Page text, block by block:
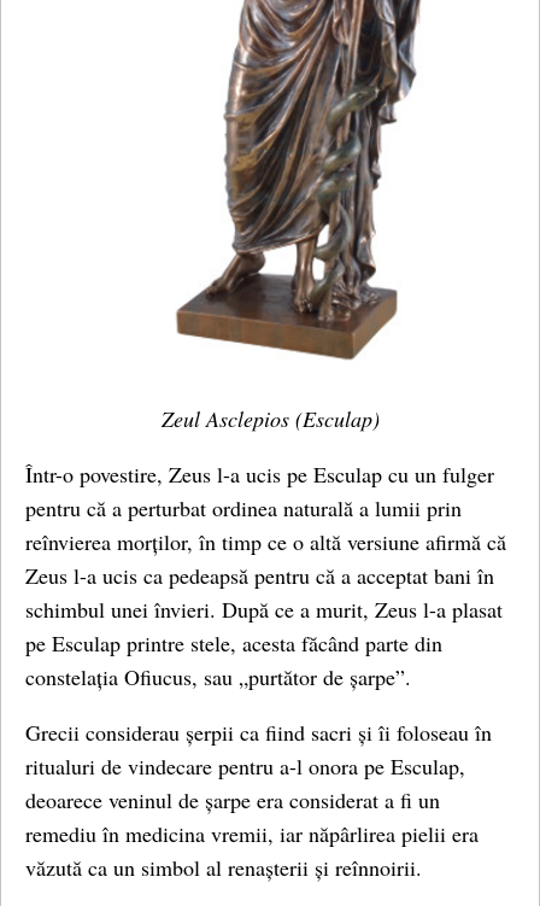
Zeul Asclepios (Esculap)
Într-o povestire, Zeus l-a ucis pe Esculap cu un fulger
pentru că a perturbat ordinea naturală a lumii prin
reînvierea morților, în timp ce o altă versiune afirmă că
Zeus l-a ucis ca pedeapsă pentru că a acceptat bani în
schimbul unei învieri. După ce a murit, Zeus l-a plasat
pe Esculap printre stele, acesta făcând parte din
constelația Ofiucus, sau „purtător de șarpe”.
Grecii considerau șerpii ca fiind sacri și îi foloseau în
ritualuri de vindecare pentru a-l onora pe Esculap,
deoarece veninul de șarpe era considerat a fi un
remediu în medicina vremii, iar năpârlirea pielii era
văzută ca un simbol al renașterii și reînnoirii.